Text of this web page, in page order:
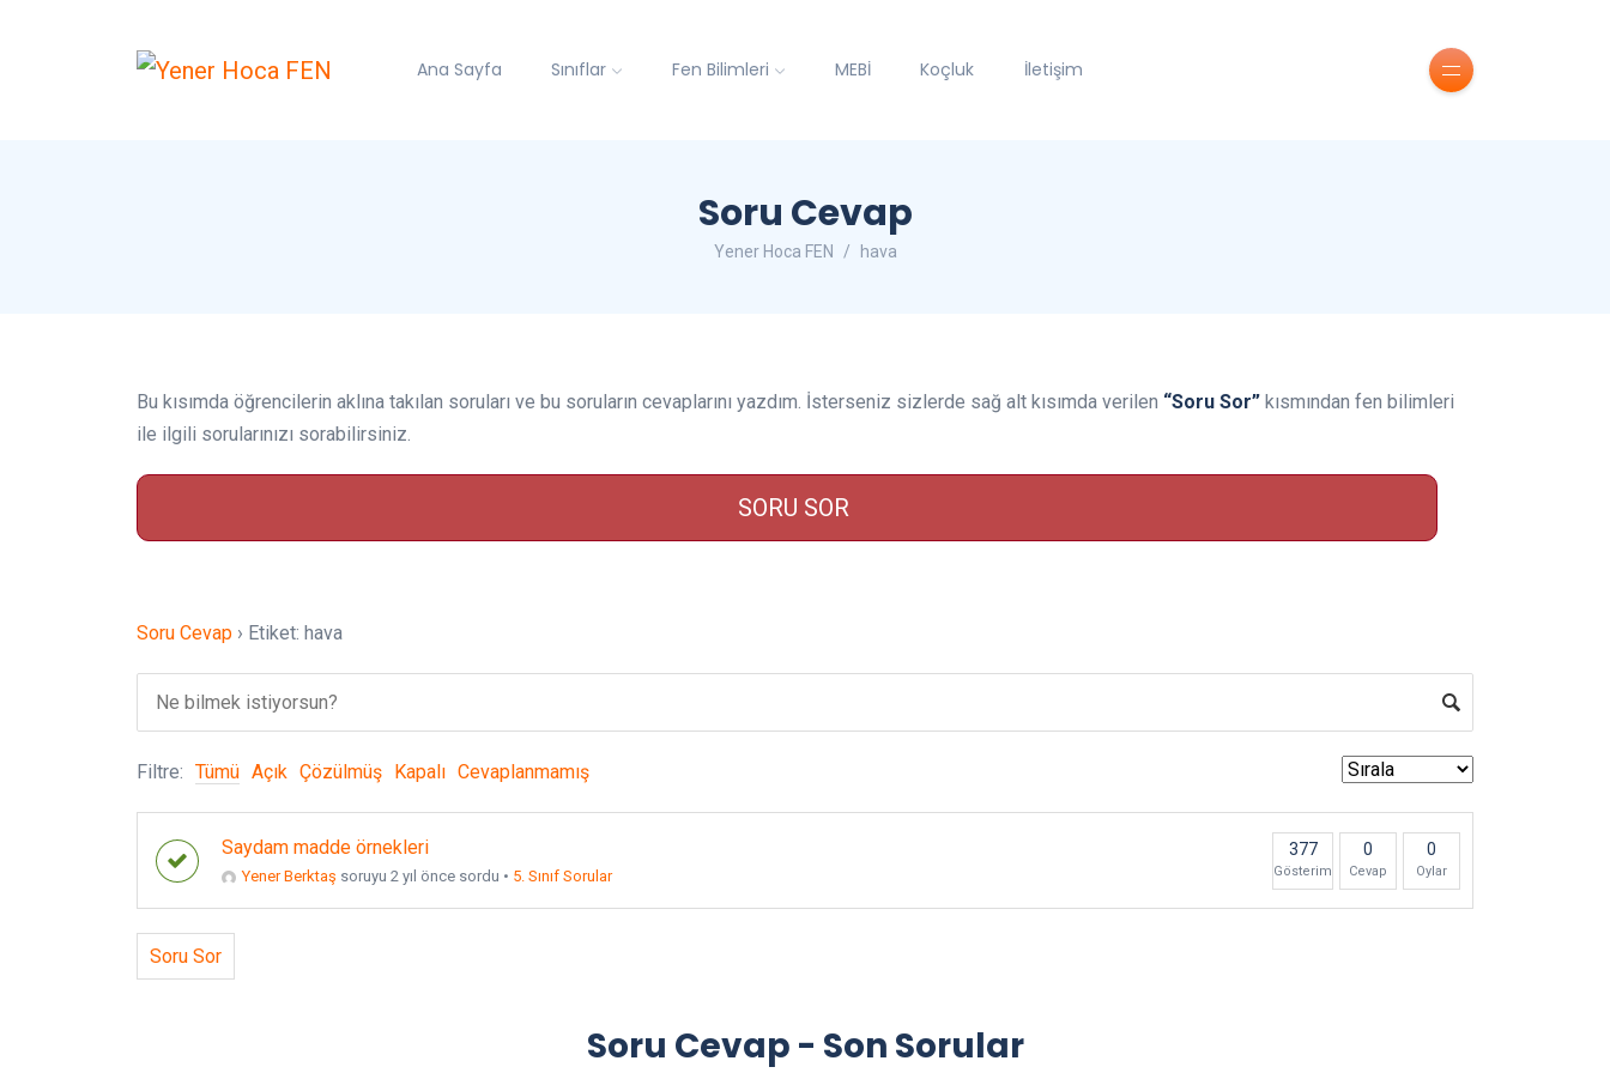
Ana Sayfa Sınıflar Fen Bilimleri MEBİ Koçluk İletişim
Soru Cevap
Yener Hoca FEN hava
Bu kısımda öğrencilerin aklına takılan soruları ve bu soruların cevaplarını yazdım. İsterseniz sizlerde sağ alt kısımda verilen “Soru Sor” kısmından fen bilimleri
ile ilgili sorularınızı sorabilirsiniz.
SORU SOR
Soru Cevap › Etiket: hava
Filtre: Tümü Açık Çözülmüş Kapalı Cevaplanmamış
Saydam madde örnekleri
Yener Berktaş soruyu 2 yıl önce sordu • 5. Sınıf Sorular
377
Gösterim
0
Cevap
0
Oylar
Soru Sor
Soru Cevap - Son Sorular